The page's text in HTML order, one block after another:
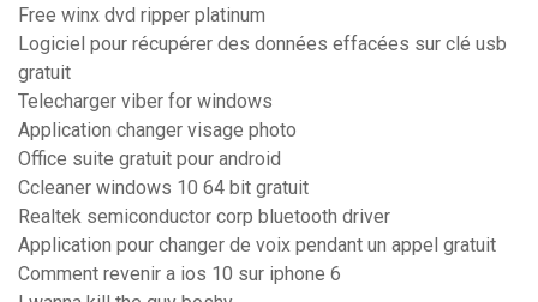
Free winx dvd ripper platinum
Logiciel pour récupérer des données effacées sur clé usb
gratuit
Telecharger viber for windows
Application changer visage photo
Office suite gratuit pour android
Ccleaner windows 10 64 bit gratuit
Realtek semiconductor corp bluetooth driver
Application pour changer de voix pendant un appel gratuit
Comment revenir a ios 10 sur iphone 6